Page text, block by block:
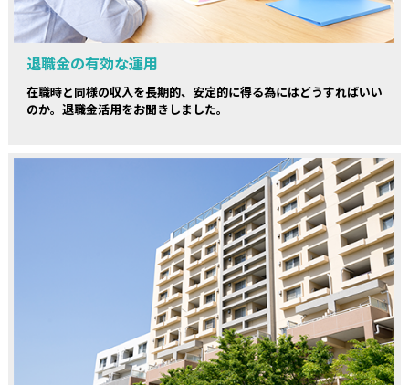
退職金の有効な運用
在職時と同様の収入を長期的、安定的に得る為にはどうすればいい
のか。退職金活用をお聞きしました。